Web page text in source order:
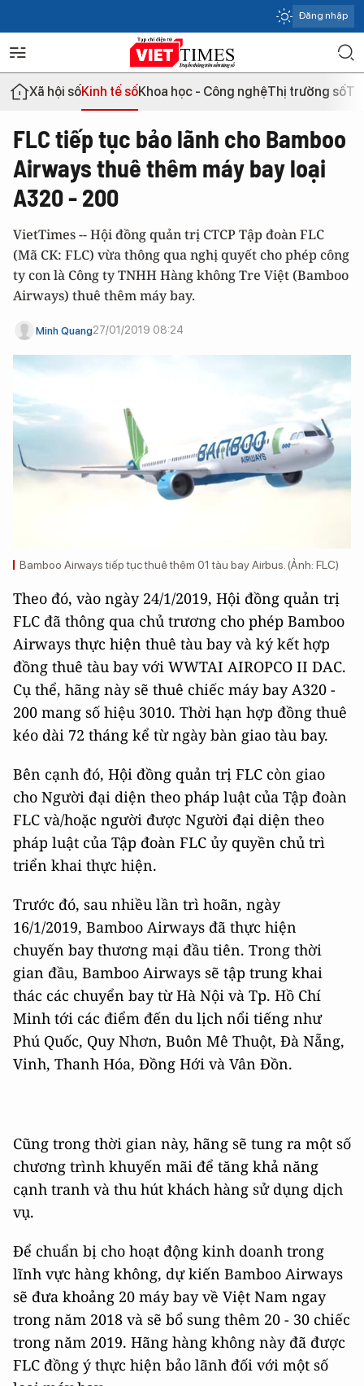
Đăng nhập
Xã hội sốKinh tế sốKhoa học - Công nghệThị trường số
FLC tiếp tục bảo lãnh cho Bamboo
Airways thuê thêm máy bay loại
A320 - 200
VietTimes -- Hội đồng quản trị CTCP Tập đoàn FLC
(Mã CK: FLC) vừa thông qua nghị quyết cho phép công
ty con là Công ty TNHH Hàng không Tre Việt (Bamboo
Airways) thuê thêm máy bay.
Minh Quang27/01/2019 08:24
Bamboo Airways tiếp tục thuê thêm 01 tàu bay Airbus. (Ảnh: FLC)
Theo đó, vào ngày 24/1/2019, Hội đồng quản trị
FLC đã thông qua chủ trương cho phép Bamboo
Airways thực hiện thuê tàu bay và ký kết hợp
đồng thuê tàu bay với WWTAI AIROPCO II DAC.
Cụ thể, hãng này sẽ thuê chiếc máy bay A320 -
200 mang số hiệu 3010. Thời hạn hợp đồng thuê
kéo dài 72 tháng kể từ ngày bàn giao tàu bay.
Bên cạnh đó, Hội đồng quản trị FLC còn giao
cho Người đại diện theo pháp luật của Tập đoàn
FLC và/hoặc người được Người đại diện theo
pháp luật của Tập đoàn FLC ủy quyền chủ trì
triển khai thực hiện.
Trước đó, sau nhiều lần trì hoãn, ngày
16/1/2019, Bamboo Airways đã thực hiện
chuyến bay thương mại đầu tiên. Trong thời
gian đầu, Bamboo Airways sẽ tập trung khai
thác các chuyển bay từ Hà Nội và Tp. Hồ Chí
Minh tới các điểm đến du lịch nổi tiếng như
Phú Quốc, Quy Nhơn, Buôn Mê Thuột, Đà Nẵng,
Vinh, Thanh Hóa, Đồng Hới và Vân Đồn.
Cũng trong thời gian này, hãng sẽ tung ra một số
chương trình khuyến mãi để tăng khả năng
cạnh tranh và thu hút khách hàng sử dụng dịch
vụ.
Để chuẩn bị cho hoạt động kinh doanh trong
lĩnh vực hàng không, dự kiến Bamboo Airways
sẽ đưa khoảng 20 máy bay về Việt Nam ngay
trong năm 2018 và sẽ bổ sung thêm 20 - 30 chiếc
trong năm 2019. Hãng hàng không này đã được
FLC đồng ý thực hiện bảo lãnh đối với một số